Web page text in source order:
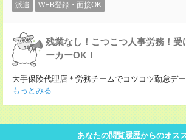
派遣 WEB登録・面接OK
残業なし！こつこつ人事労務！受
ーカーOK！
大手保険代理店＊労務チームでコツコツ勤怠デ
もっとみる
あなたの閲覧履歴からのオス